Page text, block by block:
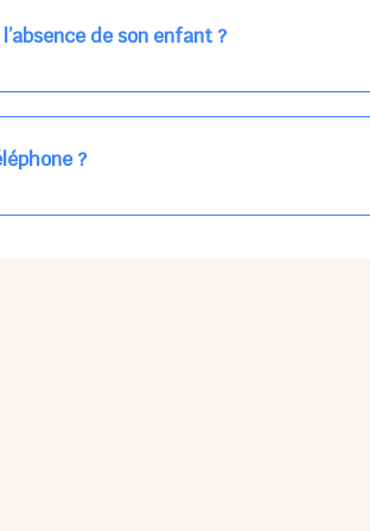
de son enfant ?
et ajuster les plannings au mieux.
à l’avance.
?
Play car il s'agit d'une Web App,